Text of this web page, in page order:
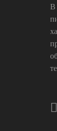
В